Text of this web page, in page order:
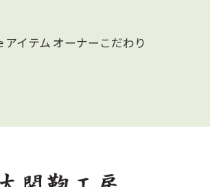
アイテム オーナーこだわり